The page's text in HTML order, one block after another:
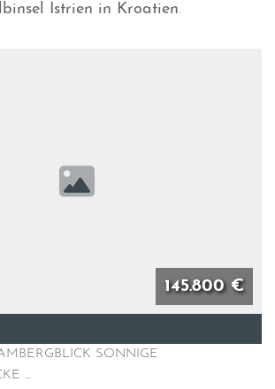
Istrien in Kroatien.
145.800 €
SONNIGE
...